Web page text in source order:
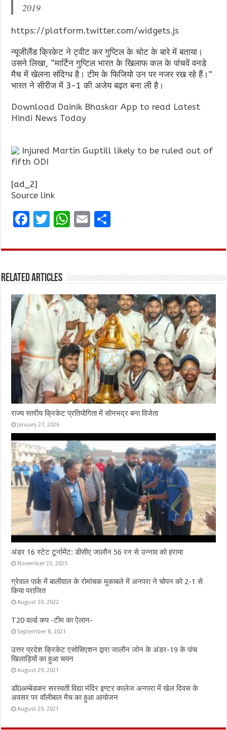
2019
https://platform.twitter.com/widgets.js
न्यूजीलैंड क्रिकेट ने ट्वीट कर गुप्टिल के चोट के बारे में बताया।
उसने लिखा, “मार्टिन गुप्टिल भारत के खिलाफ कल के पांचवें वनडे
मैच में खेलना संदिग्ध है। टीम के फिजियो उन पर नजर रख रहे हैं।”
भारत ने सीरीज में 3-1 की अजेय बढ़त बना ली है।
Download Dainik Bhaskar App to read Latest
Hindi News Today
Injured Martin Guptill likely to be ruled out of
fifth ODI
[ad_2]
Source link
F
ce
o
o
k
T
it
r
W
at
A
p
p
E
ai ar
Related Articles
राज्य स्तरीय क्रिकेट प्रतियोगिता में सोनभद्र बना विजेता
January 27, 2026
अंडर 16 स्टेट टूर्नामेंट: डीसीए जालौन 56 रन से उन्नाव को हराया
November 23, 2025
ग्रेवाल पार्क में बालीवाल के रोमांचक मुकाबले में अनपरा ने चोपन को 2-1 से
किया पराजित
August 30, 2022
T20 वर्ल्ड कप -टीम का ऐलान-
September 8, 2021
उत्तर प्रदेश क्रिकेट एसोसिएशन द्वारा जालौन जोन के अंडर-19 के पांच
खिलाड़ियों का हुआ चयन
August 29, 2021
डॉ0अम्बेडकर सरस्वती विद्या मंदिर इण्टर कालेज अनपरा में खेल दिवस के
अवसर पर वॉलीबाल मैच का हुआ आयोजन
August 29, 2021